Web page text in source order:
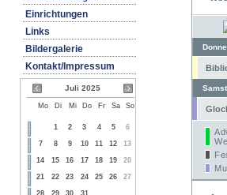
Einrichtungen
Links
Bildergalerie
Kontakt/Impressum
Juli 2025
Mo Di Mi Do Fr Sa So
1 2 3 4 5 6
7 8 9 10 11 12 13
14 15 16 17 18 19 20
21 22 23 24 25 26 27
28 29 30 31